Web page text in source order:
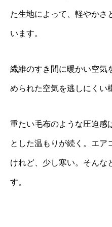
た生地によって、軽やかさ
います。
繊維のすき間に暖かい空気
められた空気を逃しにくい
重たい毛布のような圧迫感
とした温もりが続く。エア
けれど、少し寒い。そんな
す。